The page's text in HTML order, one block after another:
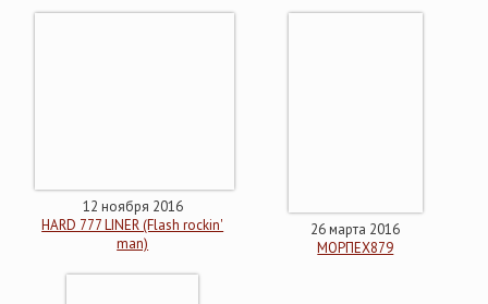
12 ноября 2016
HARD 777 LINER (Flash rockin'
man)
26 марта 2016
МОРПЕХ879